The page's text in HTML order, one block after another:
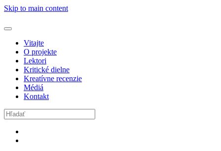
Skip to main content
Vitajte
O projekte
Lektori
Kritické dielne
Kreatívne recenzie
Médiá
Kontakt